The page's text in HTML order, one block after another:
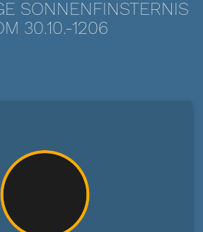
SONNENFINSTERNIS
30.10.-1206